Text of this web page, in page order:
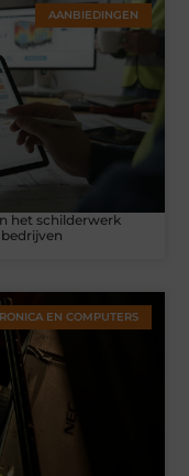
AANBIEDINGEN
het schilderwerk
EN COMPUTERS